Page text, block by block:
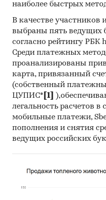
наиболее быстрых
В качестве участников
выбраны пять ведущих
согласно рейтингу
Среди платежных
проанализированы
карта, привязанный
(собственный
ЦУПИС* [1]
легальность расчетов в
мобильные платежи,
пополнения и снятия
ведущих российских